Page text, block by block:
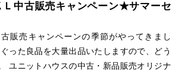
中古販売キャンペーン★サマーセ
販売キャンペーンの季節がやってきまし
った良品を大量出品いたしますので、どう
ユニットハウスの中古・新品販売オリジナ